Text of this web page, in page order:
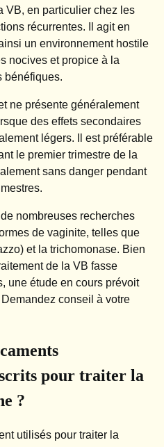
VB, en particulier chez les
récurrentes. Il agit en
un environnement hostile
nocives et propice à la
bénéfiques.
ne présente généralement
des effets secondaires
légers. Il est préférable
le premier trimestre de la
sans danger pendant
de nombreuses recherches
de vaginite, telles que
et la trichomonase. Bien
de la VB fasse
une étude en cours prévoit
conseil à votre
pour traiter la
?
utilisés pour traiter la